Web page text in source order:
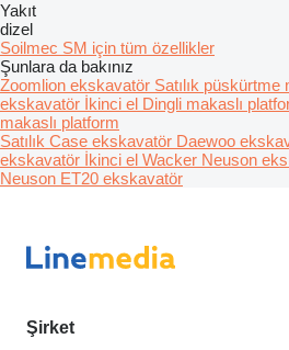
Yakıt
dizel
Soilmec SM için tüm özellikler
Şunlara da bakınız
Zoomlion ekskavatör Satılık püskürtme
ekskavatör İkinci el Dingli makaslı
makaslı platform
Satılık Case ekskavatör Daewoo
ekskavatör İkinci el Wacker Neuson
Neuson ET20 ekskavatör
Şirket